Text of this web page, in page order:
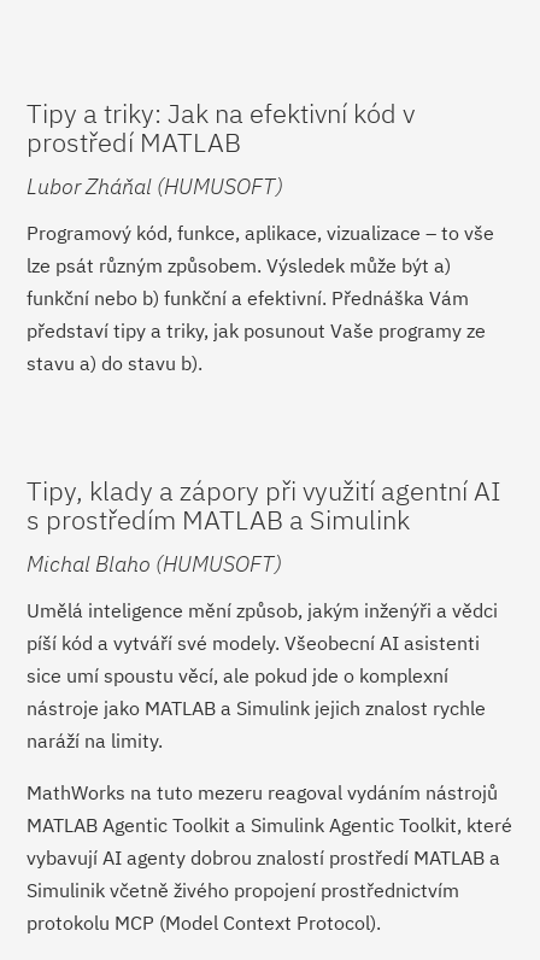
Tipy a triky: Jak na efektivní kód v
prostředí MATLAB
Lubor Zháňal (HUMUSOFT)
Programový kód, funkce, aplikace, vizualizace – to vše
lze psát různým způsobem. Výsledek může být a)
funkční nebo b) funkční a efektivní. Přednáška Vám
představí tipy a triky, jak posunout Vaše programy ze
stavu a) do stavu b).
Tipy, klady a zápory při využití agentní AI
s prostředím MATLAB a Simulink
Michal Blaho (HUMUSOFT)
Umělá inteligence mění způsob, jakým inženýři a vědci
píší kód a vytváří své modely. Všeobecní AI asistenti
sice umí spoustu věcí, ale pokud jde o komplexní
nástroje jako MATLAB a Simulink jejich znalost rychle
naráží na limity.
MathWorks na tuto mezeru reagoval vydáním nástrojů
MATLAB Agentic Toolkit a Simulink Agentic Toolkit, které
vybavují AI agenty dobrou znalostí prostředí MATLAB a
Simulinik včetně živého propojení prostřednictvím
protokolu MCP (Model Context Protocol).